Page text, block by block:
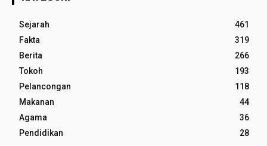
Sejarah
461
Fakta
319
Berita
266
Tokoh
193
Pelancongan
118
Makanan
44
Agama
36
Pendidikan
28